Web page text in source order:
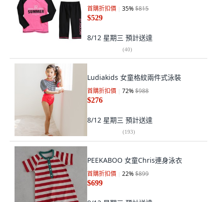
首購折扣價 35%$815
$529
8/12 星期三 預計送達
(40)
Ludiakids 女童格紋兩件式泳裝
首購折扣價 72%$988
$276
8/12 星期三 預計送達
(193)
PEEKABOO 女童Chris連身泳衣
首購折扣價 22%$899
$699